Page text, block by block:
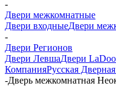
-
Двери межкомнатные
Двери входныеДвери
-
Двери Регионов
Двери ЛевшаДвери
КомпанияРусская
-Дверь межкомнатная